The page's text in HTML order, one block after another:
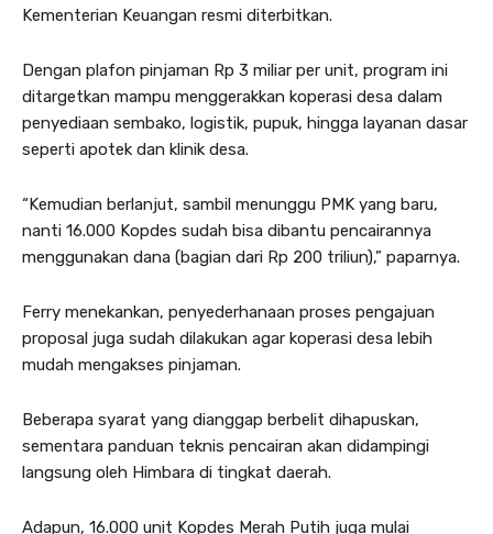
Kementerian Keuangan resmi diterbitkan.
Dengan plafon pinjaman Rp 3 miliar per unit, program ini
ditargetkan mampu menggerakkan koperasi desa dalam
penyediaan sembako, logistik, pupuk, hingga layanan dasar
seperti apotek dan klinik desa.
“Kemudian berlanjut, sambil menunggu PMK yang baru,
nanti 16.000 Kopdes sudah bisa dibantu pencairannya
menggunakan dana (bagian dari Rp 200 triliun),” paparnya.
Ferry menekankan, penyederhanaan proses pengajuan
proposal juga sudah dilakukan agar koperasi desa lebih
mudah mengakses pinjaman.
Beberapa syarat yang dianggap berbelit dihapuskan,
sementara panduan teknis pencairan akan didampingi
langsung oleh Himbara di tingkat daerah.
Adapun, 16.000 unit Kopdes Merah Putih juga mulai